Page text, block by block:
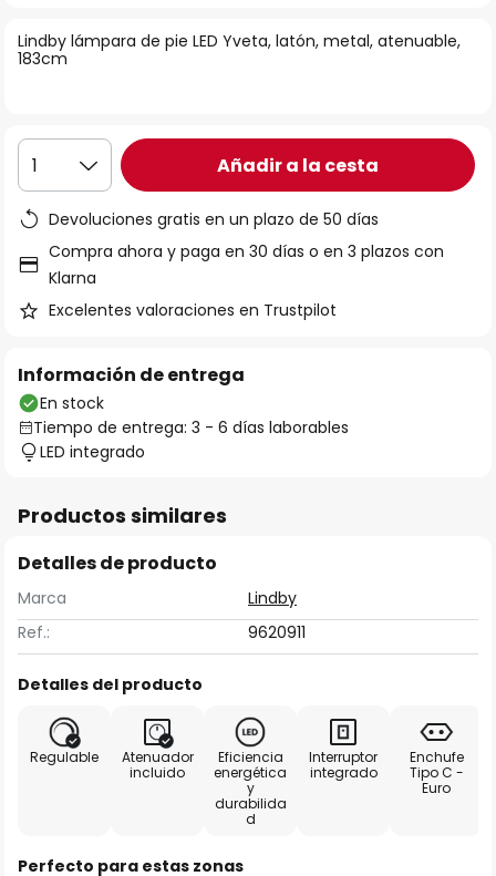
galería
de
Lindby lámpara de pie LED Yveta, latón, metal, atenuable,
183cm
1 Añadir a la cesta
Devoluciones gratis en un plazo de 50 días
Compra ahora y paga en 30 días o en 3 plazos con
Klarna
Excelentes valoraciones en Trustpilot
Información de entrega
En stock
Tiempo de entrega: 3 - 6 días laborables
LED integrado
Productos similares
Detalles de producto
Marca
Lindby
Ref.:
9620911
Detalles del producto
Regulable
Atenuador
incluido
Eficiencia
energética
y
durabilida
d
Interruptor
integrado
Enchufe
Tipo C -
Euro
Perfecto para estas zonas